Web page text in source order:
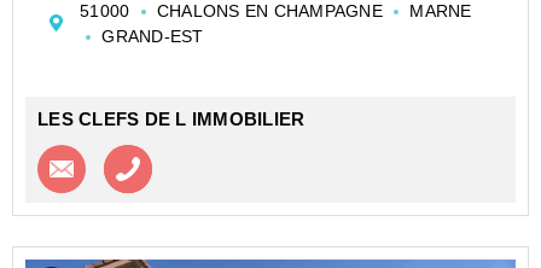
lumineux, d'une cuisine, ainsi que...
51000 CHALONS EN CHAMPAGNE
MARNE
GRAND-EST
LES CLEFS DE L IMMOBILIER
Contacter l'agence